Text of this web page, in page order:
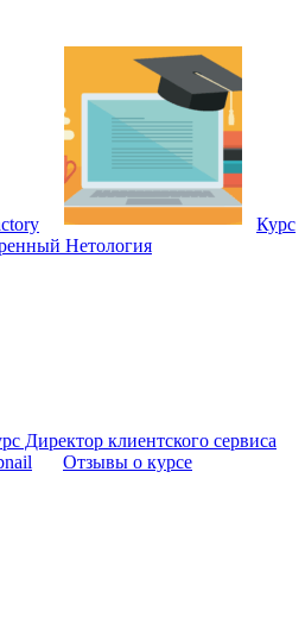
Курс
Нетология
Директор клиентского сервиса
Отзывы о курсе